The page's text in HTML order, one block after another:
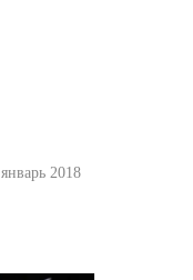
январь 2018